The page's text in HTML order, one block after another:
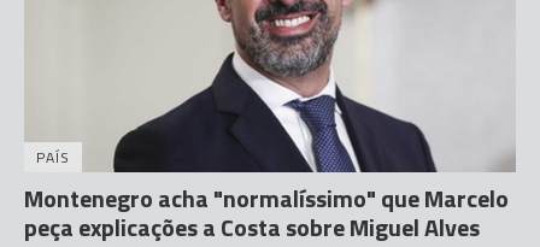
PAÍS
Montenegro acha "normalíssimo" que Marcelo
peça explicações a Costa sobre Miguel Alves